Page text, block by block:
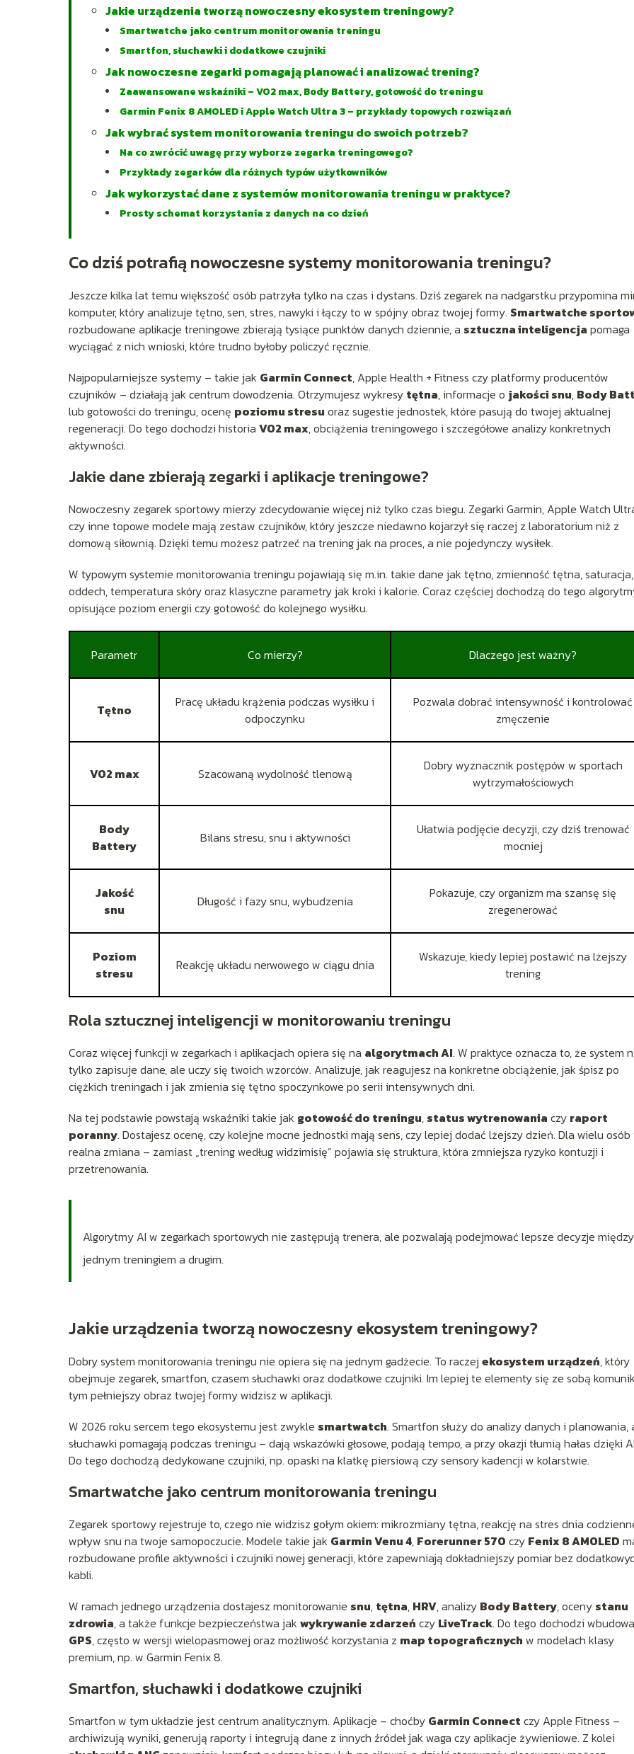
Jakie urządzenia tworzą nowoczesny ekosystem treningowy?
Smartwatche jako centrum monitorowania treningu
Smartfon, słuchawki i dodatkowe czujniki
Jak nowoczesne zegarki pomagają planować i analizować trening?
Zaawansowane wskaźniki – VO2 max, Body Battery, gotowość do treningu
Garmin Fenix 8 AMOLED i Apple Watch Ultra 3 – przykłady topowych rozwiązań
Jak wybrać system monitorowania treningu do swoich potrzeb?
Na co zwrócić uwagę przy wyborze zegarka treningowego?
Przykłady zegarków dla różnych typów użytkowników
Jak wykorzystać dane z systemów monitorowania treningu w praktyce?
Prosty schemat korzystania z danych na co dzień
Co dziś potrafią nowoczesne systemy monitorowania treningu?
Jeszcze kilka lat temu większość osób patrzyła tylko na czas i dystans. Dziś zegarek na nadgarstku przypomina
komputer, który analizuje tętno, sen, stres, nawyki i łączy to w spójny obraz twojej formy. Smartwatche
rozbudowane aplikacje treningowe zbierają tysiące punktów danych dziennie, a sztuczna inteligencja pomaga
wyciągać z nich wnioski, które trudno byłoby policzyć ręcznie.
Najpopularniejsze systemy – takie jak Garmin Connect, Apple Health + Fitness czy platformy producentów
czujników – działają jak centrum dowodzenia. Otrzymujesz wykresy tętna, informacje o jakości snu, Body
lub gotowości do treningu, ocenę poziomu stresu oraz sugestie jednostek, które pasują do twojej aktualnej
regeneracji. Do tego dochodzi historia VO2 max, obciążenia treningowego i szczegółowe analizy konkretnych
aktywności.
Jakie dane zbierają zegarki i aplikacje treningowe?
Nowoczesny zegarek sportowy mierzy zdecydowanie więcej niż tylko czas biegu. Zegarki Garmin, Apple Watch
czy inne topowe modele mają zestaw czujników, który jeszcze niedawno kojarzył się raczej z laboratorium niż z
domową siłownią. Dzięki temu możesz patrzeć na trening jak na proces, a nie pojedynczy wysiłek.
W typowym systemie monitorowania treningu pojawiają się m.in. takie dane jak tętno, zmienność tętna, saturacja,
oddech, temperatura skóry oraz klasyczne parametry jak kroki i kalorie. Coraz częściej dochodzą do tego
opisujące poziom energii czy gotowość do kolejnego wysiłku.
Parametr Co mierzy? Dlaczego jest ważny?
Tętno
Pracę układu krążenia podczas wysiłku i
odpoczynku
Pozwala dobrać intensywność i kontrolować
zmęczenie
VO2 max Szacowaną wydolność tlenową
Dobry wyznacznik postępów w sportach
wytrzymałościowych
Body
Battery
Bilans stresu, snu i aktywności
Ułatwia podjęcie decyzji, czy dziś trenować
mocniej
Jakość
snu
Długość i fazy snu, wybudzenia
Pokazuje, czy organizm ma szansę się
zregenerować
Poziom
stresu
Reakcję układu nerwowego w ciągu dnia
Wskazuje, kiedy lepiej postawić na lżejszy
trening
Rola sztucznej inteligencji w monitorowaniu treningu
Coraz więcej funkcji w zegarkach i aplikacjach opiera się na algorytmach AI. W praktyce oznacza to, że system
tylko zapisuje dane, ale uczy się twoich wzorców. Analizuje, jak reagujesz na konkretne obciążenie, jak śpisz po
ciężkich treningach i jak zmienia się tętno spoczynkowe po serii intensywnych dni.
Na tej podstawie powstają wskaźniki takie jak gotowość do treningu, status wytrenowania czy raport
poranny. Dostajesz ocenę, czy kolejne mocne jednostki mają sens, czy lepiej dodać lżejszy dzień. Dla wielu
realna zmiana – zamiast „trening według widzimisię” pojawia się struktura, która zmniejsza ryzyko kontuzji i
przetrenowania.
Algorytmy AI w zegarkach sportowych nie zastępują trenera, ale pozwalają podejmować lepsze decyzje między
jednym treningiem a drugim.
Jakie urządzenia tworzą nowoczesny ekosystem treningowy?
Dobry system monitorowania treningu nie opiera się na jednym gadżecie. To raczej ekosystem urządzeń, który
obejmuje zegarek, smartfon, czasem słuchawki oraz dodatkowe czujniki. Im lepiej te elementy się ze sobą
tym pełniejszy obraz twojej formy widzisz w aplikacji.
W 2026 roku sercem tego ekosystemu jest zwykle smartwatch. Smartfon służy do analizy danych i planowania,
słuchawki pomagają podczas treningu – dają wskazówki głosowe, podają tempo, a przy okazji tłumią hałas dzięki
Do tego dochodzą dedykowane czujniki, np. opaski na klatkę piersiową czy sensory kadencji w kolarstwie.
Smartwatche jako centrum monitorowania treningu
Zegarek sportowy rejestruje to, czego nie widzisz gołym okiem: mikrozmiany tętna, reakcję na stres dnia
wpływ snu na twoje samopoczucie. Modele takie jak Garmin Venu 4, Forerunner 570 czy Fenix 8 AMOLED
rozbudowane profile aktywności i czujniki nowej generacji, które zapewniają dokładniejszy pomiar bez
kabli.
W ramach jednego urządzenia dostajesz monitorowanie snu, tętna, HRV, analizy Body Battery, oceny stanu
zdrowia, a także funkcje bezpieczeństwa jak wykrywanie zdarzeń czy LiveTrack. Do tego dochodzi
GPS, często w wersji wielopasmowej oraz możliwość korzystania z map topograficznych w modelach klasy
premium, np. w Garmin Fenix 8.
Smartfon, słuchawki i dodatkowe czujniki
Smartfon w tym układzie jest centrum analitycznym. Aplikacje – choćby Garmin Connect czy Apple Fitness –
archiwizują wyniki, generują raporty i integrują dane z innych źródeł jak waga czy aplikacje żywieniowe. Z kolei